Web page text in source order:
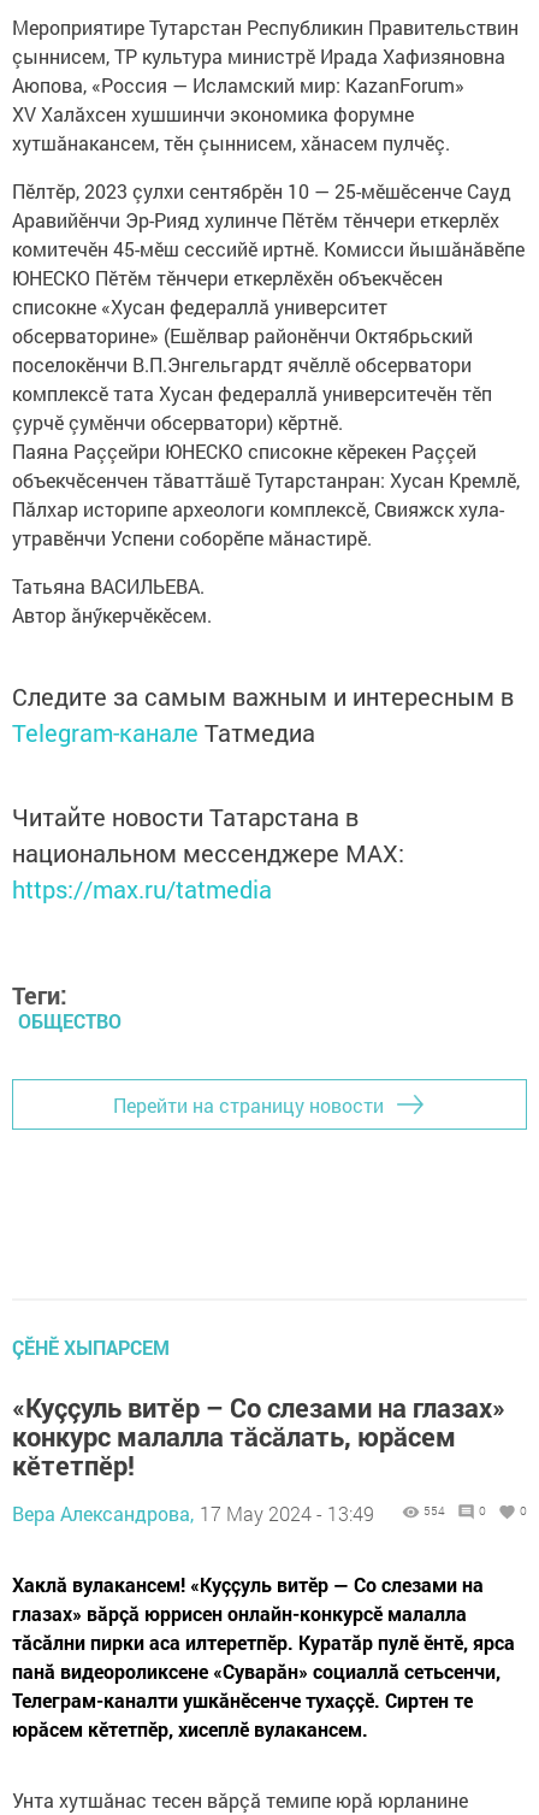
Мероприятире Тутарстан Республикин Правительствин
çыннисем, ТР культура министрӗ Ирада Хафизяновна
Аюпова, «Россия — Исламский мир: KazanForum»
XV Халăхсен хушшинчи экономика форумне
хутшăнакансем, тӗн çыннисем, хăнасем пулчӗç.
Пӗлтӗр, 2023 çулхи сентябрӗн 10 — 25-мӗшӗсенче Сауд
Аравийӗнчи Эр-Рияд хулинче Пӗтӗм тӗнчери еткерлӗх
комитечӗн 45-мӗш сессийӗ иртнӗ. Комисси йышăнăвӗпе
ЮНЕСКО Пӗтӗм тӗнчери еткерлӗхӗн объекчӗсен
списокне «Хусан федераллă университет
обсерваторине» (Ешӗлвар районӗнчи Октябрьский
поселокӗнчи В.П.Энгельгардт ячӗллӗ обсерватори
комплексӗ тата Хусан федераллă университечӗн тӗп
çурчӗ çумӗнчи обсерватори) кӗртнӗ.
Паяна Раççейри ЮНЕСКО списокне кӗрекен Раççей
объекчӗсенчен тăваттăшӗ Тутарстанран: Хусан Кремлӗ,
Пăлхар историпе археологи комплексӗ, Свияжск хула-
утравӗнчи Успени соборӗпе мăнастирӗ.
Татьяна ВАСИЛЬЕВА.
Автор ăнӳкерчӗкӗсем.
Следите за самым важным и интересным в
Telegram-канале Татмедиа
Читайте новости Татарстана в
национальном мессенджере MАХ:
https://max.ru/tatmedia
Теги:
ОБЩЕСТВО
Перейти на страницу новости
ÇӖНӖ ХЫПАРСЕМ
«Куççуль витӗр – Со слезами на глазах»
конкурс малалла тăсăлать, юрăсем
кӗтетпӗр!
Вера Александрова, 17 May 2024 - 13:49 554 0 0
Хаклă вулакансем! «Куççуль витӗр — Со слезами на
глазах» вăрçă юррисен онлайн-конкурсӗ малалла
тăсăлни пирки аса илтеретпӗр. Куратăр пулӗ ӗнтӗ, ярса
панă видеороликсене «Суварăн» социаллă сетьсенчи,
Телеграм-каналти ушкăнӗсенче тухаççӗ. Сиртен те
юрăсем кӗтетпӗр, хисеплӗ вулакансем.
Унта хутшăнас тесен вăрçă темипе юрă юрланине